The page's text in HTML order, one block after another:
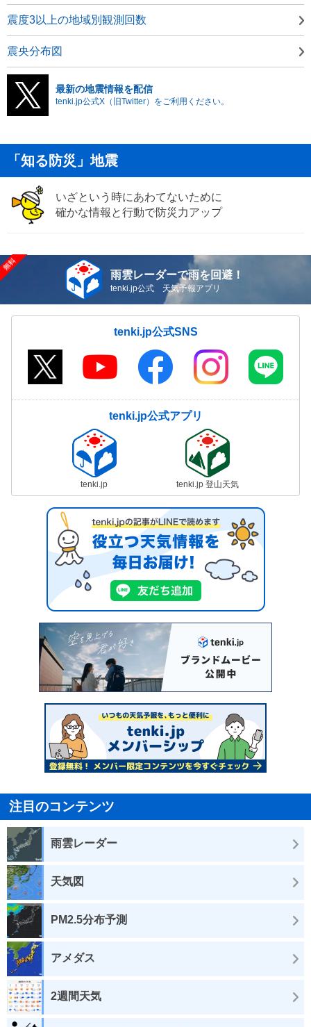
震度3以上の地域別観測回数
震央分布図
最新の地震情報を配信
tenki.jp公式X（旧Twitter）をご利用ください。
「知る防災」地震
いざという時にあわてないために
確かな情報と行動で防災力アップ
雨雲レーダーで雨を回避！
tenki.jp公式 天気予報アプリ
tenki.jp公式SNS
tenki.jp公式アプリ
tenki.jp tenki.jp 登山天気
注目のコンテンツ
雨雲レーダー
天気図
PM2.5分布予測
アメダス
2週間天気